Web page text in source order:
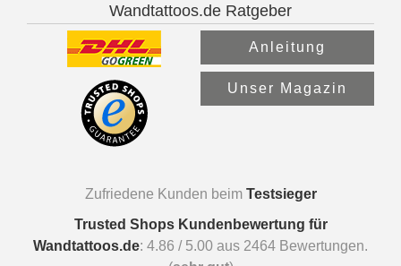
Wandtattoos.de Ratgeber
Anleitung
Unser Magazin
Zufriedene Kunden beim Testsieger
Trusted Shops Kundenbewertung für
Wandtattoos.de: 4.86 / 5.00 aus 2464 Bewertungen.